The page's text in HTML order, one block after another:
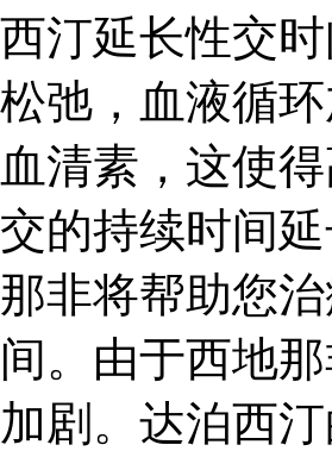
西汀延长性交
松弛，血液循
血清素，这使
交的持续时间
那非将帮助您
间。由于西地
加剧。达泊西